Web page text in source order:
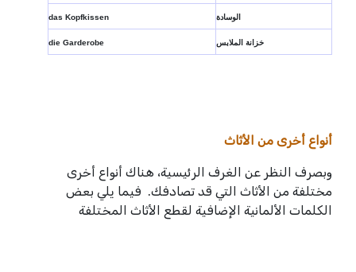
das Kopfkissen الوسادة
die Garderobe خزانة الملابس
أنواع أخرى من الأثاث
وبصرف النظر عن الغرف الرئيسية، هناك أنواع أخرى
مختلفة من الأثاث التي قد تصادفك. فيما يلي بعض
الكلمات الألمانية الإضافية لقطع الأثاث المختلفة